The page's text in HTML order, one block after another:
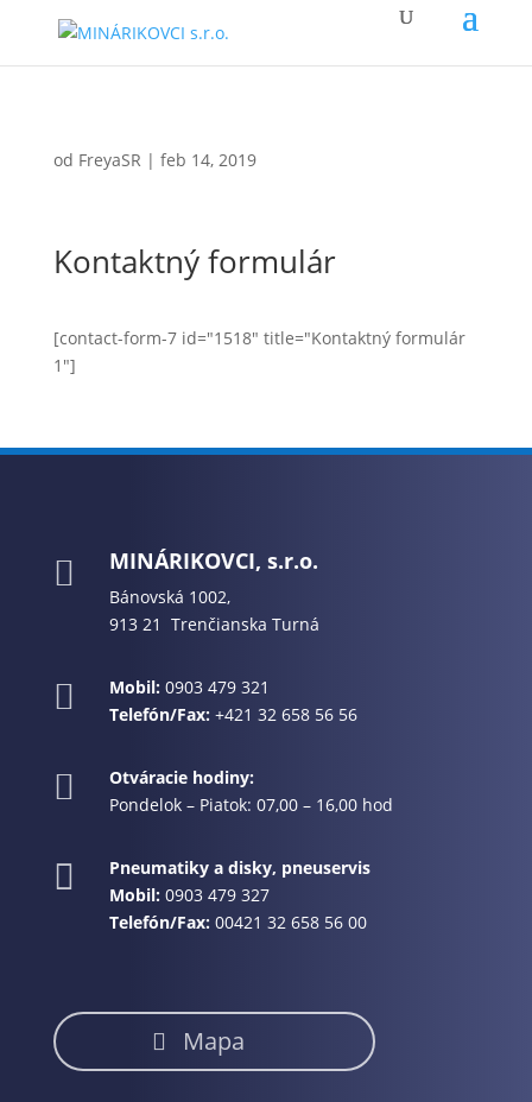
od FreyaSR | feb 14, 2019
Kontaktný formulár
[contact-form-7 id="1518" title="Kontaktný formulár
1"]
 MINÁRIKOVCI, s.r.o.
Bánovská 1002,
913 21 Trenčianska Turná
 Mobil: 0903 479 321
Telefón/Fax:+421 32 658 56 56

Otváracie hodiny:
Pondelok – Piatok: 07,00 – 16,00 hod

Pneumatiky a disky, pneuservis
Mobil: 0903 479 327
Telefón/Fax:00421 32 658 56 00
Mapa